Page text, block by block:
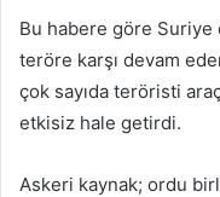
Bu habere göre
teröre karşı devam
çok sayıda teröristi
etkisiz hale getirdi.
Askeri kaynak; ordu